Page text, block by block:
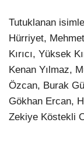
Tutuklanan
Hürriyet,
Kırıcı, Yüksek
Kenan Yılmaz,
Özcan, Burak
Gökhan Ercan,
Zekiye Köstekli